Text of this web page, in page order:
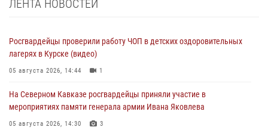
ЛЕНТА НОВОСТЕЙ
Росгвардейцы проверили работу ЧОП в детских оздоровительных
лагерях в Курске (видео)
05 августа 2026, 14:44 1
На Северном Кавказе росгвардейцы приняли участие в
мероприятиях памяти генерала армии Ивана Яковлева
05 августа 2026, 14:30 3